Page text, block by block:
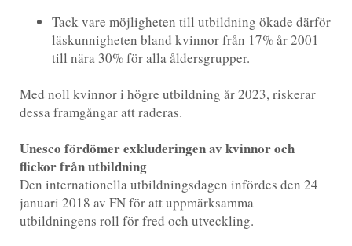
Tack vare möjligheten till utbildning ökade därför
läskunnigheten bland kvinnor från 17% år 2001
till nära 30% för alla åldersgrupper.
Med noll kvinnor i högre utbildning år 2023, riskerar
dessa framgångar att raderas.
Unesco fördömer exkluderingen av kvinnor och
flickor från utbildning
Den internationella utbildningsdagen infördes den 24
januari 2018 av FN för att uppmärksamma
utbildningens roll för fred och utveckling.